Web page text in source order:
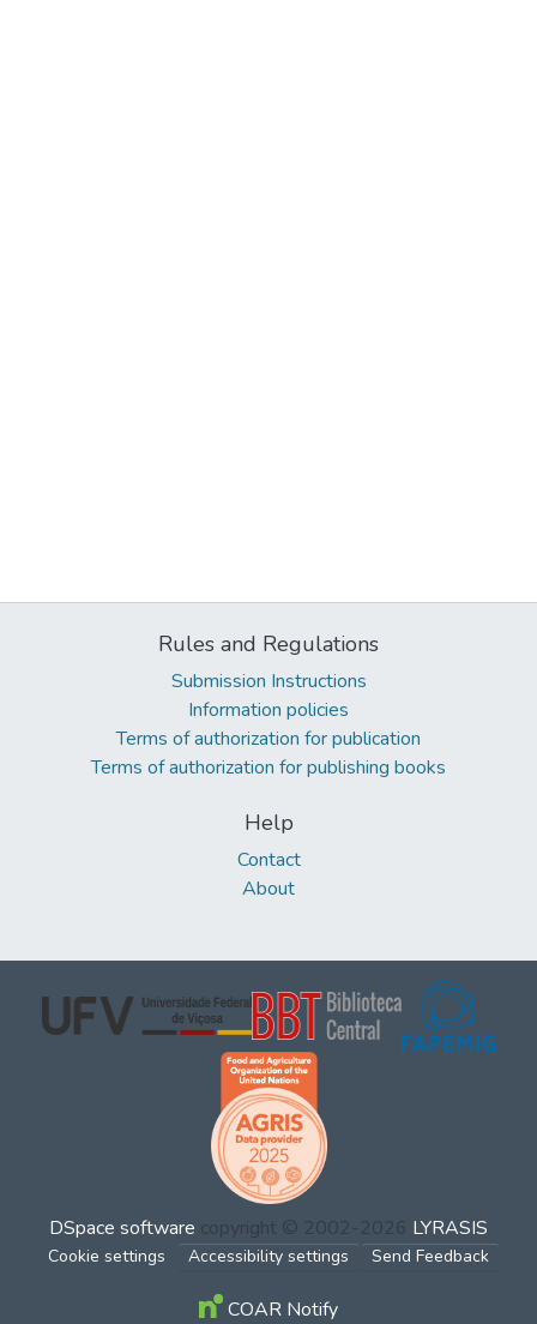
Rules and Regulations
Submission Instructions
Information policies
Terms of authorization for publication
Terms of authorization for publishing books
Help
Contact
About
DSpace software copyright © 2002-2026 LYRASIS
Cookie settings Accessibility settings Send Feedback
COAR Notify